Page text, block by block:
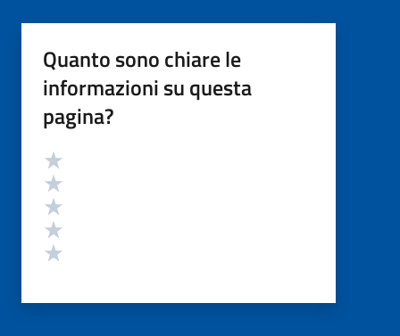
Quanto sono chiare le
informazioni su questa
pagina?
Valutazione